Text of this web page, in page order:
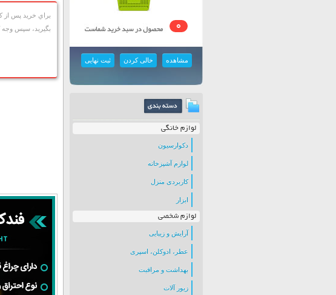
0
مشاهده خالی کردن ثبت نهایی
لوازم خانگی
دکوارسیون
لوازم آشپزخانه
کاربردی منزل
ابزار
لوازم شخصی
آرایش و زیبایی
عطر، ادوکلن، اسپری
بهداشت و مراقبت
زیور آلات
براي خريد پس از
بگيريد، سپس وجه